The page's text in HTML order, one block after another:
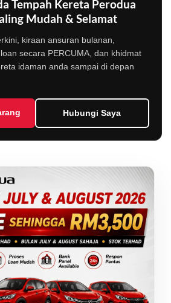
Tempah Kereta Perodua
Mudah & Selamat
kiraan ansuran bulanan,
secara PERCUMA, dan khidmat
idaman anda sampai di depan
Hubungi Saya